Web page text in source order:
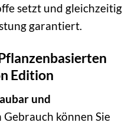
setzt und gleichzeitig
garantiert.
Edition
und
Gebrauch können Sie